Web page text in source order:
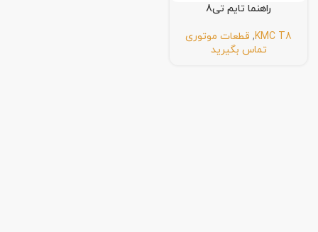
راهنما تایم تی8
KMC T8
, قطعات موتوری
تماس بگیرید